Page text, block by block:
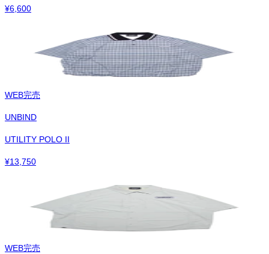
¥6,600
WEB完売
UNBIND
UTILITY POLO II
¥13,750
WEB完売